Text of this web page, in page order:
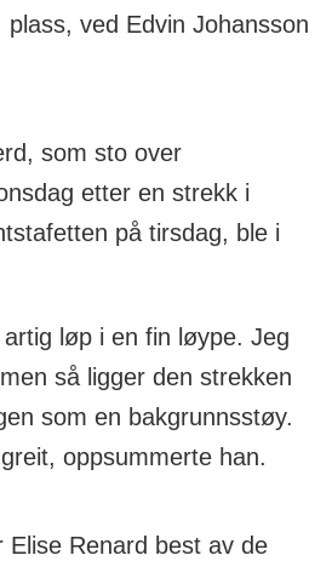
ved Edvin Johansson
som sto over
etter en strekk i
på tirsdag, ble i
løp i en fin løype. Jeg
så ligger den strekken
som en bakgrunnsstøy.
oppsummerte han.
Elise Renard best av de